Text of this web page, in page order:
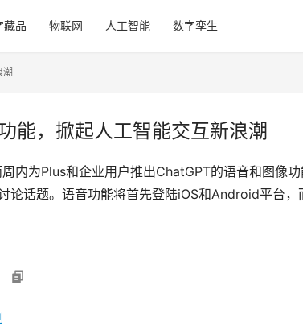
藏品 物联网 人工智能 数字孪生
潮
能，掀起人工智能交互新浪潮
内为Plus和企业用户推出ChatGPT的语音和图像
话题。语音功能将首先登陆iOS和Android平台